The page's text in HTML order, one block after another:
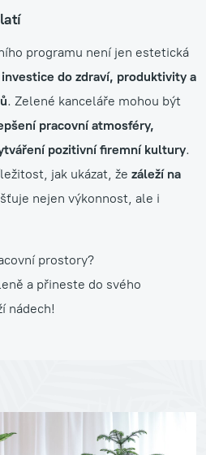
programu není jen estetická
investice do zdraví, produktivity a
. Zelené kanceláře mohou být
pracovní atmosféry,
pozitivní firemní kultury.
jak ukázat, že záleží na
nejen výkonnost, ale i
prostory?
a přineste do svého
nádech!